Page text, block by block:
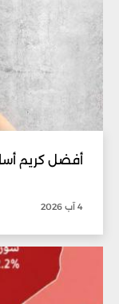
أفضل كريم
4 آب 2026